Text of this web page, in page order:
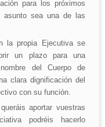
para los próximos
asunto sea una de las
la propia Ejecutiva se
un plazo para una
del Cuerpo de
clara dignificación del
con su función.
aportar vuestras
podréis hacerlo